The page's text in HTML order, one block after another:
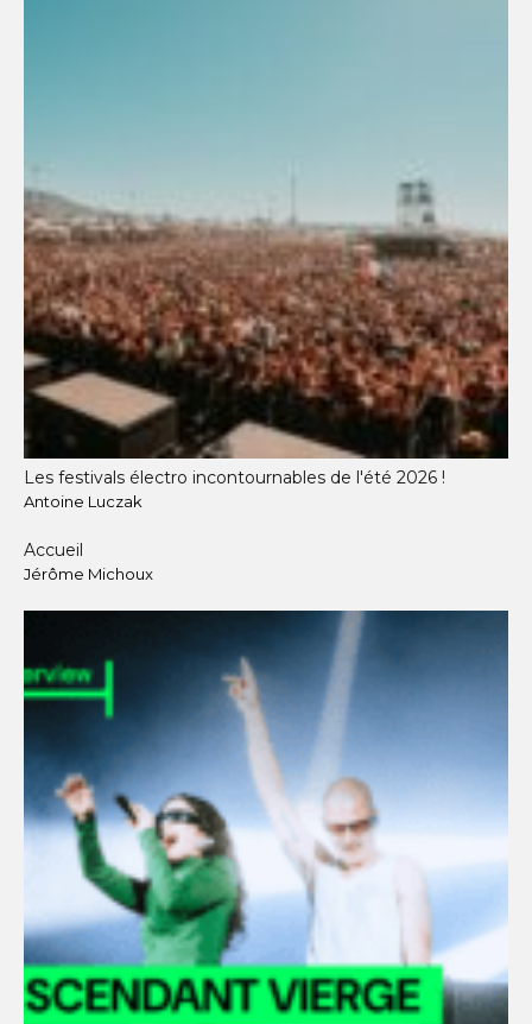
Les festivals électro incontournables de l'été 2026 !
Antoine Luczak
Accueil
Jérôme Michoux